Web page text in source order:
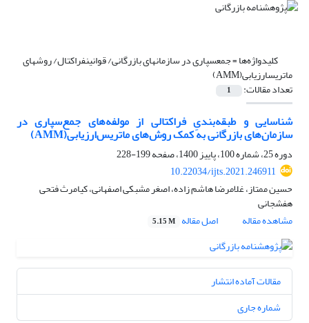
کلیدواژه‌ها =جمعسپاری در سازمانهای بازرگانی/ قوانینفراکتال/ روشهای
ماتریسارزیابی(AMM)
تعداد مقالات: 1
شناسایی و طبقه‌بندیِ فراکتالی از مولفه‌های جمع‌سپاری در
سازمان‌های بازرگانی به کمک روش‌های ماتریس‌ارزیابی(AMM)
دوره 25، شماره 100، پاییز 1400، صفحه
199-228
10.22034/ijts.2021.246911
حسین ممتاز، غلامرضا هاشم زاده، اصغر مشبکی اصفهانی، کیامرث فتحی
هفشجانی
مشاهده مقاله
اصل مقاله 5.15 M
مقالات آماده انتشار
شماره جاری